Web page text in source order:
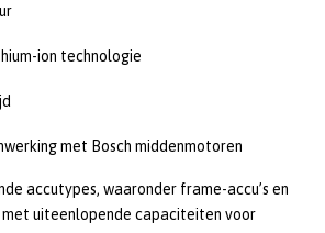
ion technologie
met Bosch middenmotoren
accutypes, waaronder frame-accu’s en
met uiteenlopende capaciteiten voor